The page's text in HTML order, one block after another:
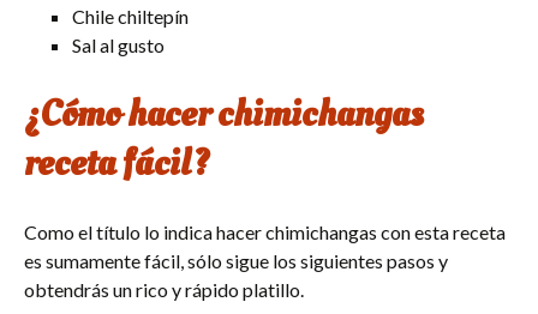
Chile chiltepín
Sal al gusto
¿Cómo hacer chimichangas
receta fácil?
Como el título lo indica hacer chimichangas con esta receta
es sumamente fácil, sólo sigue los siguientes pasos y
obtendrás un rico y rápido platillo.